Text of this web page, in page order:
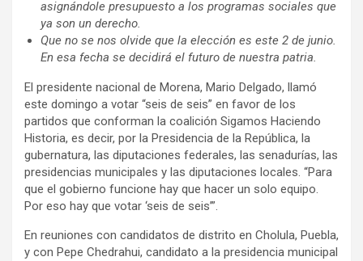
asignándole presupuesto a los programas sociales que
ya son un derecho.
Que no se nos olvide que la elección es este 2 de junio.
En esa fecha se decidirá el futuro de nuestra patria.
El presidente nacional de Morena, Mario Delgado, llamó
este domingo a votar “seis de seis” en favor de los
partidos que conforman la coalición Sigamos Haciendo
Historia, es decir, por la Presidencia de la República, la
gubernatura, las diputaciones federales, las senadurías, las
presidencias municipales y las diputaciones locales. “Para
que el gobierno funcione hay que hacer un solo equipo.
Por eso hay que votar ‘seis de seis’”.
En reuniones con candidatos de distrito en Cholula, Puebla,
y con Pepe Chedrahui, candidato a la presidencia municipal